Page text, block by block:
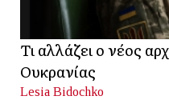
Τι αλλάζει ο νέος
Ουκρανίας
Lesia Bidochko